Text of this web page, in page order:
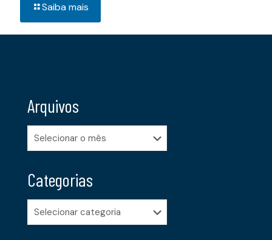
Saiba mais
Arquivos
Arquivos
Categorias
Categorias